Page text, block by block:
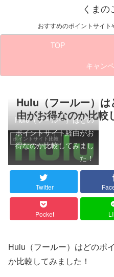
くまの
おすすめのポイントサイ
TOP
キャン
Hulu（フールー）
由がお得なのか比較
ポイントサイト比較
Hulu（フールー）はどの
ポイントサイト経由がお
得なのか比較してみまし
た！
Twitter
Pocket
Hulu（フールー）はどのポ
か比較してみました！